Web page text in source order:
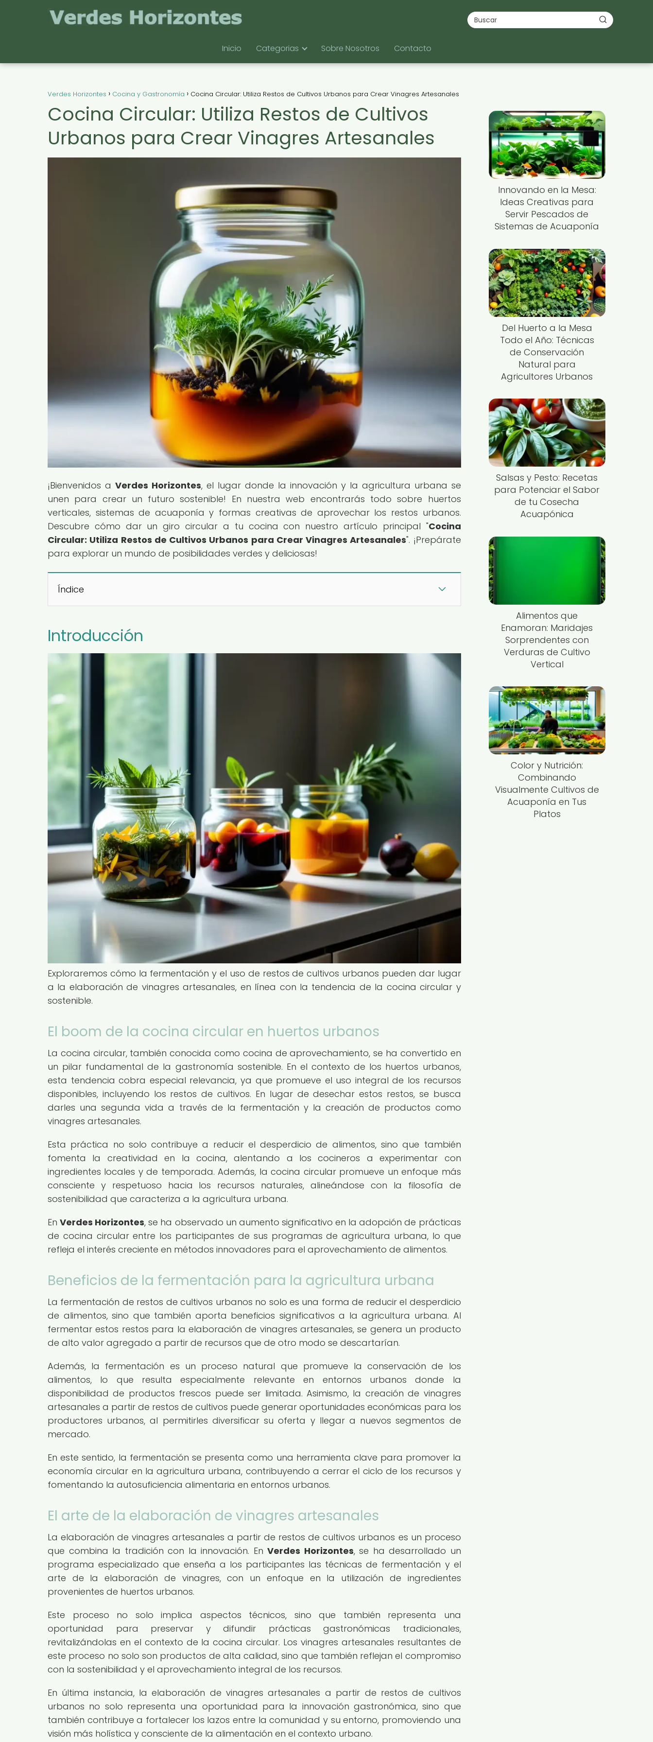
Inicio Categorias Sobre Nosotros Contacto
Verdes Horizontes Cocina y Gastronomía Cocina Circular: Utiliza Restos de Cultivos Urbanos para Crear Vinagres Artesanales
Cocina Circular: Utiliza Restos de Cultivos
Urbanos para Crear Vinagres Artesanales
¡Bienvenidos a Verdes Horizontes, el lugar donde la innovación y la agricultura urbana se
unen para crear un futuro sostenible! En nuestra web encontrarás todo sobre huertos
verticales, sistemas de acuaponía y formas creativas de aprovechar los restos urbanos.
Descubre cómo dar un giro circular a tu cocina con nuestro artículo principal "Cocina
Circular: Utiliza Restos de Cultivos Urbanos para Crear Vinagres Artesanales". ¡Prepárate
para explorar un mundo de posibilidades verdes y deliciosas!
Índice
Introducción
Exploraremos cómo la fermentación y el uso de restos de cultivos urbanos pueden dar lugar
a la elaboración de vinagres artesanales, en línea con la tendencia de la cocina circular y
sostenible.
El boom de la cocina circular en huertos urbanos
La cocina circular, también conocida como cocina de aprovechamiento, se ha convertido en
un pilar fundamental de la gastronomía sostenible. En el contexto de los huertos urbanos,
esta tendencia cobra especial relevancia, ya que promueve el uso integral de los recursos
disponibles, incluyendo los restos de cultivos. En lugar de desechar estos restos, se busca
darles una segunda vida a través de la fermentación y la creación de productos como
vinagres artesanales.
Esta práctica no solo contribuye a reducir el desperdicio de alimentos, sino que también
fomenta la creatividad en la cocina, alentando a los cocineros a experimentar con
ingredientes locales y de temporada. Además, la cocina circular promueve un enfoque más
consciente y respetuoso hacia los recursos naturales, alineándose con la filosofía de
sostenibilidad que caracteriza a la agricultura urbana.
EnVerdes Horizontes, se ha observado un aumento significativo en la adopción de prácticas
de cocina circular entre los participantes de sus programas de agricultura urbana, lo que
refleja el interés creciente en métodos innovadores para el aprovechamiento de alimentos.
Beneficios de la fermentación para la agricultura urbana
La fermentación de restos de cultivos urbanos no solo es una forma de reducir el desperdicio
de alimentos, sino que también aporta beneficios significativos a la agricultura urbana. Al
fermentar estos restos para la elaboración de vinagres artesanales, se genera un producto
de alto valor agregado a partir de recursos que de otro modo se descartarían.
Además, la fermentación es un proceso natural que promueve la conservación de los
alimentos, lo que resulta especialmente relevante en entornos urbanos donde la
disponibilidad de productos frescos puede ser limitada. Asimismo, la creación de vinagres
artesanales a partir de restos de cultivos puede generar oportunidades económicas para los
productores urbanos, al permitirles diversificar su oferta y llegar a nuevos segmentos de
mercado.
En este sentido, la fermentación se presenta como una herramienta clave para promover la
economía circular en la agricultura urbana, contribuyendo a cerrar el ciclo de los recursos y
fomentando la autosuficiencia alimentaria en entornos urbanos.
El arte de la elaboración de vinagres artesanales
La elaboración de vinagres artesanales a partir de restos de cultivos urbanos es un proceso
que combina la tradición con la innovación. EnVerdes Horizontes, se ha desarrollado un
programa especializado que enseña a los participantes las técnicas de fermentación y el
arte de la elaboración de vinagres, con un enfoque en la utilización de ingredientes
provenientes de huertos urbanos.
Este proceso no solo implica aspectos técnicos, sino que también representa una
oportunidad para preservar y difundir prácticas gastronómicas tradicionales,
revitalizándolas en el contexto de la cocina circular. Los vinagres artesanales resultantes de
este proceso no solo son productos de alta calidad, sino que también reflejan el compromiso
con la sostenibilidad y el aprovechamiento integral de los recursos.
En última instancia, la elaboración de vinagres artesanales a partir de restos de cultivos
urbanos no solo representa una oportunidad para la innovación gastronómica, sino que
también contribuye a fortalecer los lazos entre la comunidad y su entorno, promoviendo una
visión más holística y consciente de la alimentación en el contexto urbano.
Innovando en la Mesa:
Ideas Creativas para
Servir Pescados de
Sistemas de Acuaponía
Del Huerto a la Mesa
Todo el Año: Técnicas
de Conservación
Natural para
Agricultores Urbanos
Salsas y Pesto: Recetas
para Potenciar el Sabor
de tu Cosecha
Acuapónica
Alimentos que
Enamoran: Maridajes
Sorprendentes con
Verduras de Cultivo
Vertical
Color y Nutrición:
Combinando
Visualmente Cultivos de
Acuaponía en Tus
Platos